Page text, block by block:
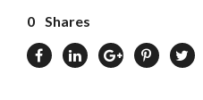
0 Shares